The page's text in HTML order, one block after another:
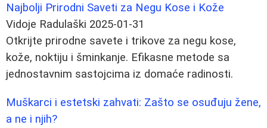
Najbolji Prirodni Saveti za Negu Kose i Kože
Vidoje Radulaški 2025-01-31
Otkrijte prirodne savete i trikove za negu kose,
kože, noktiju i šminkanje. Efikasne metode sa
jednostavnim sastojcima iz domaće radinosti.
Muškarci i estetski zahvati: Zašto se osuđuju žene,
a ne i njih?